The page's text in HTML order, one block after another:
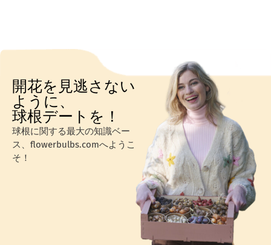
開花を見逃さない
ように、
球根デートを！
球根に関する最大の知識ベー
ス、flowerbulbs.comへようこ
そ！